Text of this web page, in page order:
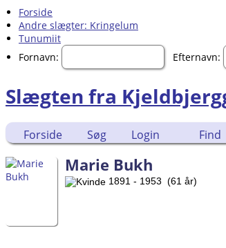
Forside
Andre slægter: Kringelum
Tunumiit
Fornavn:
Efternavn:
Slægten fra
Forside Søg Login Find
Marie Bukh
1891 - 1953 (61 år)